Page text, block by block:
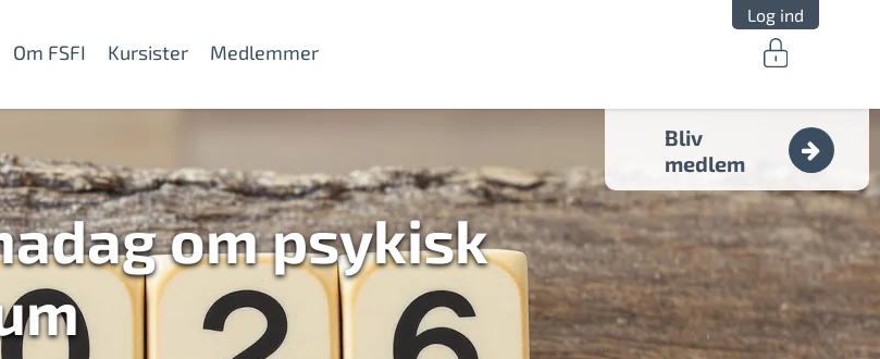
Om FSFI Kursister Medlemmer
Log ind
om psykisk
Bliv
medlem